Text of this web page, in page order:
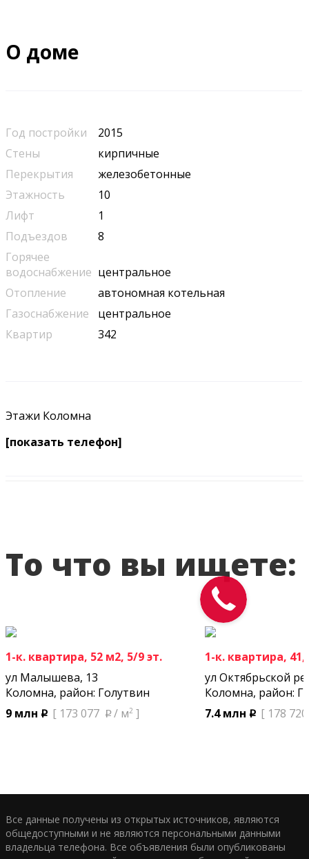
О доме
Год постройки
2015
Стены
кирпичные
Перекрытия
железобетонные
Этажность
10
Лифт
1
Подъездов
8
Горячее
водоснабжение центральное
Отопление
автономная котельная
Газоснабжение
центральное
Квартир
342
Этажи Коломна
[показать телефон]
То что вы ищете:
1-к. квартира, 52 м2, 5/9 эт.
ул Малышева, 13
Коломна, район: Голутвин
9 млн p [ 173 077 p / м2 ]
1-к. квартира,
ул Октябрьской
Коломна, район:
7.4 млн p [ 178 720
Все данные получены из открытых источников, являются
общедоступными и не являются персональными данными
владельца телефона. Все объявления были опубликованы